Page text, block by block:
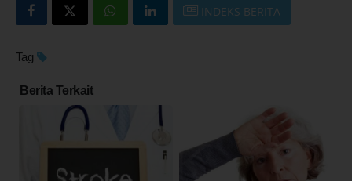
INDEKS BERITA
Tag
Berita Terkait